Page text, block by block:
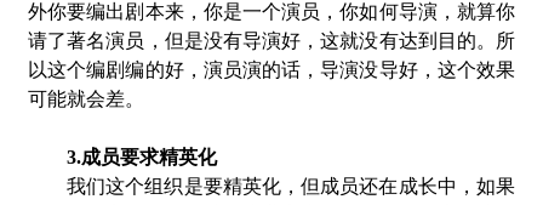
外你要编出剧本来，你是一个演员，你如何导演，就算你
请了著名演员，但是没有导演好，这就没有达到目的。所
以这个编剧编的好，演员演的话，导演没导好，这个效果
可能就会差。
3.成员要求精英化
我们这个组织是要精英化，但成员还在成长中，如果